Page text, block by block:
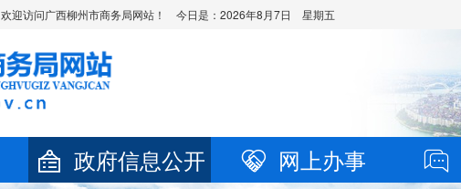
欢迎访问广西柳州市商务局网站！ 今日是： 2026年8月7日 星期五
政府信息公开 网上办事